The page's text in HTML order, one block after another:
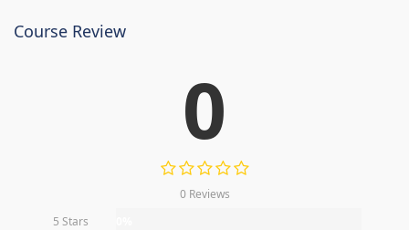
Course Review
0
0 Reviews
5 Stars